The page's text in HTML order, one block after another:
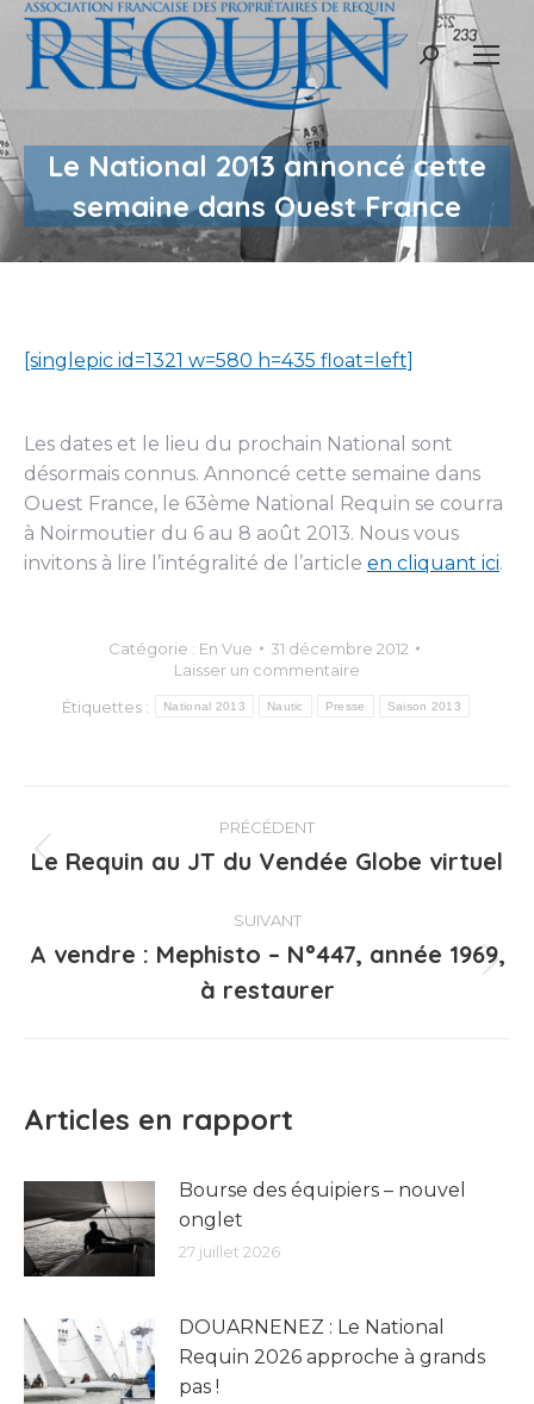
Recherche
Le National 2013 annoncé cette
semaine dans Ouest France
[singlepic id=1321 w=580 h=435 float=left]
Les dates et le lieu du prochain National sont
désormais connus. Annoncé cette semaine dans
Ouest France, le 63ème National Requin se courra
à Noirmoutier du 6 au 8 août 2013. Nous vous
invitons à lire l’intégralité de l’article en cliquant ici.
Catégorie : En Vue
31 décembre 2012
Laisser un commentaire
Étiquettes :
National 2013 Nautic Presse Saison 2013
Navigation
article
PRÉCÉDENT
Article
:
Le Requin au JT du Vendée Globe virtuel
SUIVANT
suivant
A vendre : Mephisto – N°447, année 1969,
à restaurer
Articles en rapport
Bourse des équipiers – nouvel
onglet
27 juillet 2026
DOUARNENEZ : Le National
Requin 2026 approche à grands
pas !